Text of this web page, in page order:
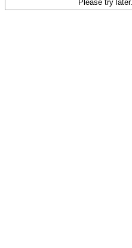
Please try later.